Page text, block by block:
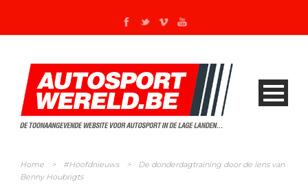
Home > #Hoofdnieuws >
De donderdagtraining door de lens van
Benny Houbrigts